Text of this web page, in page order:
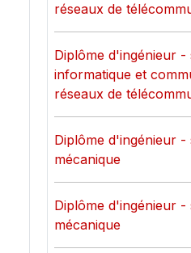
réseaux de
Diplôme d'ingénieur -
informatique et
réseaux de
Diplôme d'ingénieur -
mécanique
Diplôme d'ingénieur -
mécanique